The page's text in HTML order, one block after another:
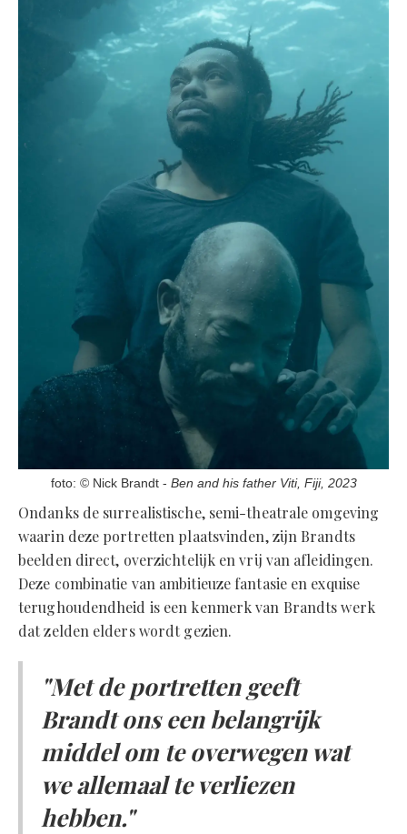
foto: © Nick Brandt - Ben and his father Viti, Fiji, 2023
Ondanks de surrealistische, semi-theatrale omgeving
waarin deze portretten plaatsvinden, zijn Brandts
beelden direct, overzichtelijk en vrij van afleidingen.
Deze combinatie van ambitieuze fantasie en exquise
terughoudendheid is een kenmerk van Brandts werk
dat zelden elders wordt gezien.
"Met de portretten geeft
Brandt ons een belangrijk
middel om te overwegen wat
we allemaal te verliezen
hebben."